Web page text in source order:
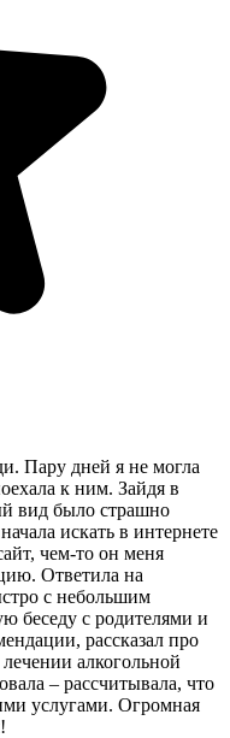
Пару дней я не могла
к ним. Зайдя в
вид было страшно
искать в интернете
чем-то он меня
Ответила на
с небольшим
беседу с родителями и
рассказал про
алкогольной
– рассчитывала, что
услугами. Огромная